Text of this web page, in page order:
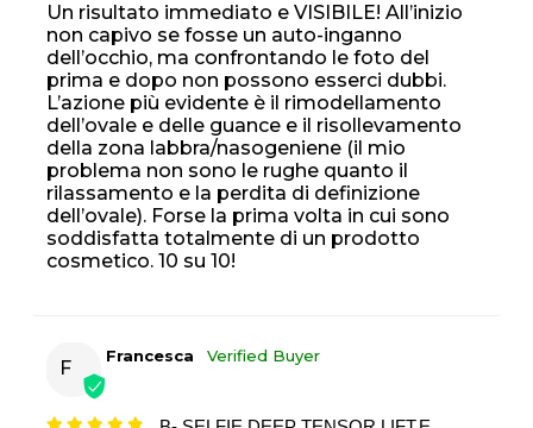
Un risultato immediato e VISIBILE! All’inizio
non capivo se fosse un auto-inganno
dell’occhio, ma confrontando le foto del
prima e dopo non possono esserci dubbi.
L’azione più evidente è il rimodellamento
dell’ovale e delle guance e il risollevamento
della zona labbra/nasogeniene (il mio
problema non sono le rughe quanto il
rilassamento e la perdita di definizione
dell’ovale). Forse la prima volta in cui sono
soddisfatta totalmente di un prodotto
cosmetico. 10 su 10!
F
Francesca Verified Buyer